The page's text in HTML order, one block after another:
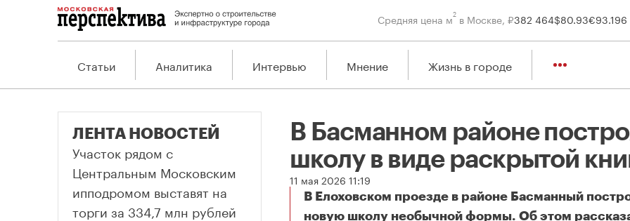
Средняя цена м2в Москве, ₽382 464$80.93€93.196
Статьи Аналитика Интервью Мнение Жизнь в городе
В Басманном районе
школу в виде раскрытой
11 мая 2026 11:19
В Елоховском проезде в районе Басманный
новую школу необычной формы. Об этом
ЛЕНТА НОВОСТЕЙ
Участок рядом с
Центральным Московским
ипподромом выставят на
торги за 334,7 млн рублей